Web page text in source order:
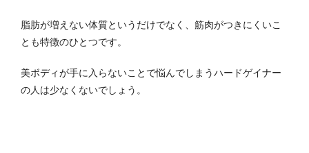
脂肪が増えない体質というだけでなく、筋肉がつきにくいこ
とも特徴のひとつです。
美ボディが手に入らないことで悩んでしまうハードゲイナー
の人は少なくないでしょう。